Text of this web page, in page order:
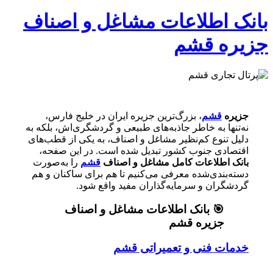
بانک اطلاعات مشاغل و اصناف
جزیره قشم
جزیره قشم، بزرگ‌ترین جزیره ایران در خلیج فارس،
نه‌تنها به خاطر جاذبه‌های طبیعی و گردشگری‌اش، بلکه به
دلیل تنوع کم‌نظیر مشاغل و اصناف، به یکی از قطب‌های
اقتصادی جنوب کشور تبدیل شده است. در این صفحه،
بانک اطلاعات کامل مشاغل و اصناف قشم را به‌صورت
دسته‌بندی‌شده معرفی می‌کنیم تا هم برای ساکنان و هم
گردشگران و سرمایه‌گذاران مفید واقع شود.
🎯 بانک اطلاعات مشاغل و اصناف
جزیره قشم
خدمات فنی و تعمیراتی قشم